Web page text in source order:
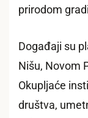
prirodom
Događaji su
Nišu, Novom
Okupljaće
društva,